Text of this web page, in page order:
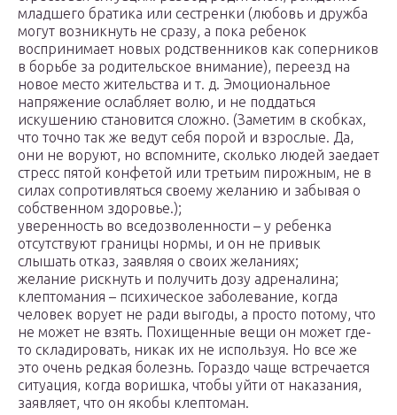
младшего братика или сестренки (любовь и дружба
могут возникнуть не сразу, а пока ребенок
воспринимает новых родственников как соперников
в борьбе за родительское внимание), переезд на
новое место жительства и т. д. Эмоциональное
напряжение ослабляет волю, и не поддаться
искушению становится сложно. (Заметим в скобках,
что точно так же ведут себя порой и взрослые. Да,
они не воруют, но вспомните, сколько людей заедает
стресс пятой конфетой или третьим пирожным, не в
силах сопротивляться своему желанию и забывая о
собственном здоровье.);
уверенность во вседозволенности – у ребенка
отсутствуют границы нормы, и он не привык
слышать отказ, заявляя о своих желаниях;
желание рискнуть и получить дозу адреналина;
клептомания – психическое заболевание, когда
человек ворует не ради выгоды, а просто потому, что
не может не взять. Похищенные вещи он может где-
то складировать, никак их не используя. Но все же
это очень редкая болезнь. Гораздо чаще встречается
ситуация, когда воришка, чтобы уйти от наказания,
заявляет, что он якобы клептоман.